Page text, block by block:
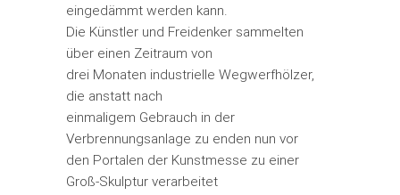
eingedämmt werden kann.
Die Künstler und Freidenker sammelten
über einen Zeitraum von
drei Monaten industrielle Wegwerfhölzer,
die anstatt nach
einmaligem Gebrauch in der
Verbrennungsanlage zu enden nun vor
den Portalen der Kunstmesse zu einer
Groß-Skulptur verarbeitet